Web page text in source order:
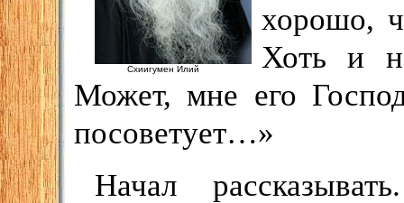
Схиигумен Илий
хорошо,
Хоть и
Может, мне его
посоветует…»
Начал